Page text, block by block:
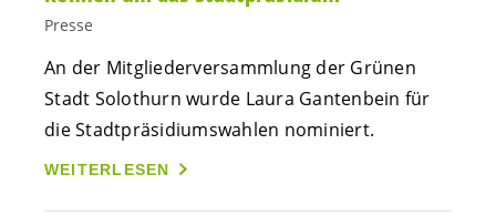
Presse
An der Mitgliederversammlung der Grünen
Stadt Solothurn wurde Laura Gantenbein für
die Stadtpräsidiumswahlen nominiert.
WEITERLESEN